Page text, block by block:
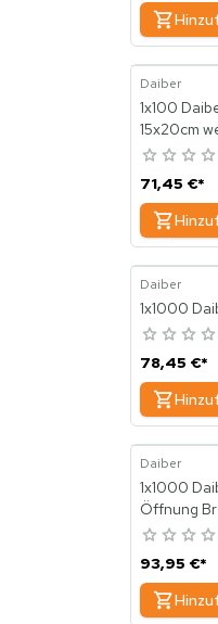
Daiber
1x100
15x20cm
71,45 €*
Daiber
1x1000
78,45 €*
Daiber
1x1000
Öffnung
93,95 €*